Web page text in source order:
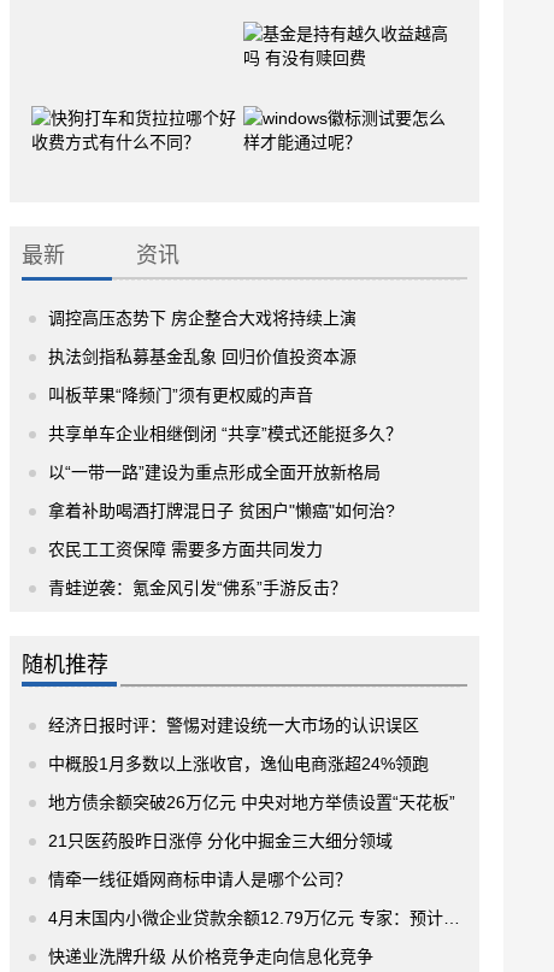
最新 资讯
调控高压态势下 房企整合大戏将持续上演
执法剑指私募基金乱象 回归价值投资本源
叫板苹果“降频门”须有更权威的声音
共享单车企业相继倒闭 “共享”模式还能挺多久？
以“一带一路”建设为重点形成全面开放新格局
拿着补助喝酒打牌混日子 贫困户"懒癌"如何治?
农民工工资保障 需要多方面共同发力
青蛙逆袭：氪金风引发“佛系”手游反击？
随机推荐
经济日报时评：警惕对建设统一大市场的认识误区
中概股1月多数以上涨收官，逸仙电商涨超24%领跑
地方债余额突破26万亿元 中央对地方举债设置“天花板”
21只医药股昨日涨停 分化中掘金三大细分领域
情牵一线征婚网商标申请人是哪个公司？
4月末国内小微企业贷款余额12.79万亿元 专家：预计两会将有更多支持政策出台
快递业洗牌升级 从价格竞争走向信息化竞争